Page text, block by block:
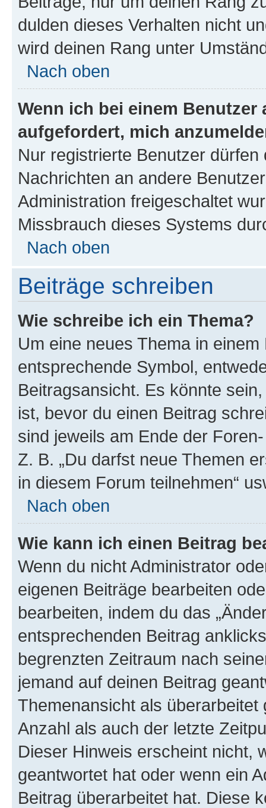
dulden dieses Verhalten nicht
wird deinen Rang unter
Nach oben
Wenn ich bei einem
aufgefordert, mich
Nur registrierte Benutzer
Nachrichten an andere
Administration freigeschaltet
Missbrauch dieses Systems
Nach oben
Beiträge schreiben
Wie schreibe ich ein Thema?
Um eine neues Thema in
entsprechende Symbol,
Beitragsansicht. Es könnte
ist, bevor du einen Beitrag
sind jeweils am Ende der
Z. B. „Du darfst neue Themen
in diesem Forum teilnehmen“
Nach oben
Wie kann ich einen Beitrag
Wenn du nicht Administrator
eigenen Beiträge bearbeiten
bearbeiten, indem du das
entsprechenden Beitrag
begrenzten Zeitraum nach
jemand auf deinen Beitrag
Themenansicht als
Anzahl als auch der letzte
Dieser Hinweis erscheint nicht,
geantwortet hat oder wenn ein
Beitrag überarbeitet hat. Diese